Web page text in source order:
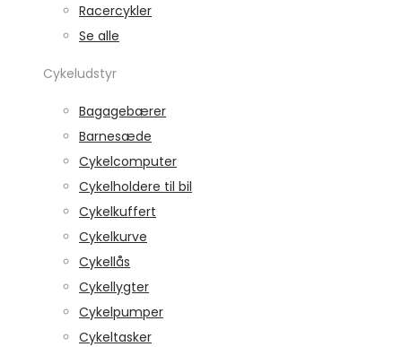
Racercykler
Se alle
Cykeludstyr
Bagagebærer
Barnesæde
Cykelcomputer
Cykelholdere til bil
Cykelkuffert
Cykelkurve
Cykellås
Cykellygter
Cykelpumper
Cykeltasker